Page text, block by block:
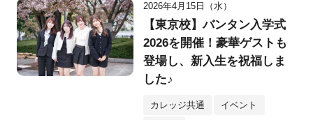
2026年4月15日（水）
【東京校】バンタン入学式
2026を開催！豪華ゲストも
登場し、新入生を祝福しま
した♪
カレッジ共通 イベント